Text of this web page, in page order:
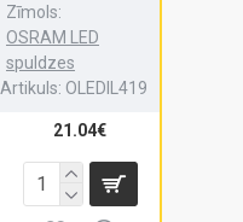
Zīmols:
OSRAM LED
spuldzes
Artikuls: OLEDIL419
21.04€